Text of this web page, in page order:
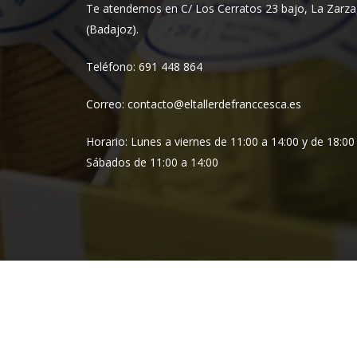
Te atendemos en C/ Los Cerratos 23 bajo, La
(Badajoz).
Teléfono: 691 448 864
Correo: contacto@eltallerdefranccesca.es
Horario: Lunes a viernes de 11:00 a 14:00 y de
Sábados de 11:00 a 14:00